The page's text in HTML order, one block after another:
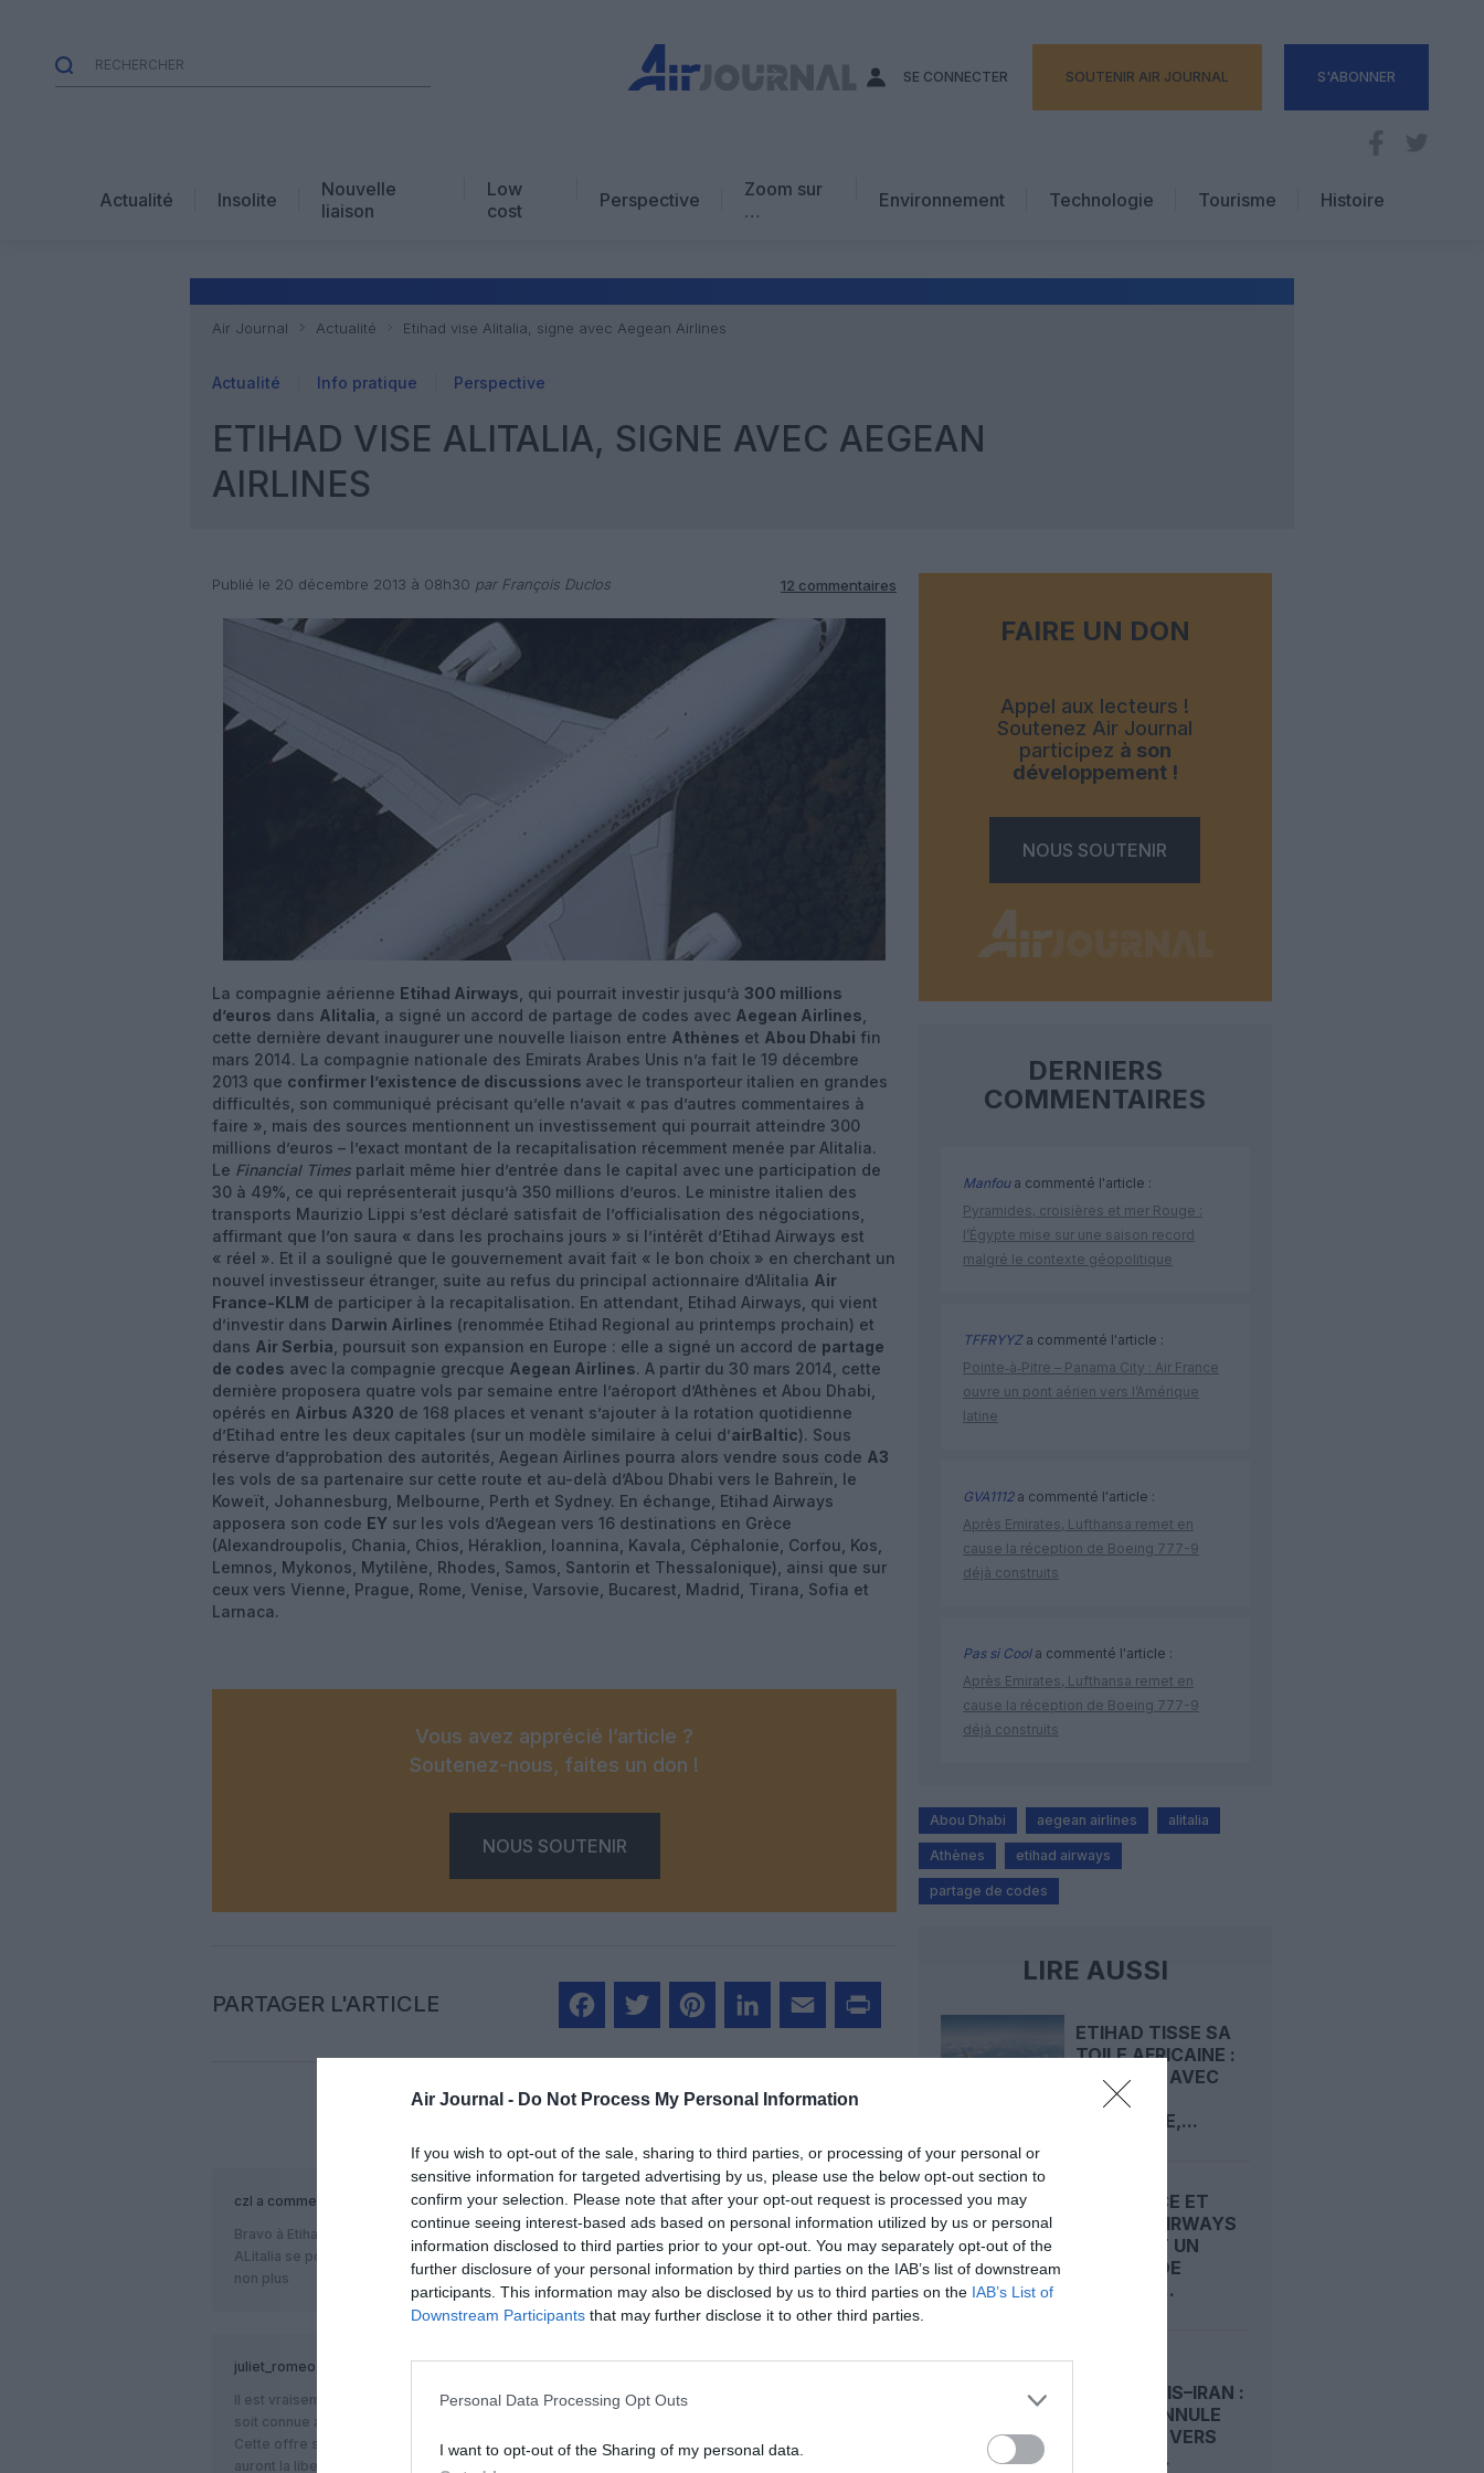
Air Journal - Do Not Process My Personal Information
If you wish to opt-out of the sale, sharing to third parties, or processing of your personal or
sensitive information for targeted advertising by us, please use the below opt-out section to
confirm your selection. Please note that after your opt-out request is processed you may
continue seeing interest-based ads based on personal information utilized by us or personal
information disclosed to third parties prior to your opt-out. You may separately opt-out of the
further disclosure of your personal information by third parties on the IAB’s list of downstream
participants. This information may also be disclosed by us to third parties on the IAB’s List of
Downstream Participants that may further disclose it to other third parties.
Personal Data Processing Opt Outs
I want to opt-out of the Sharing of my personal data.
SE CONNECTER SOUTENIR AIR JOURNAL S'ABONNER
Actualité Insolite
Nouvelle
liaison
Low
cost
Perspective
Zoom sur
…
Environnement Technologie
Tourisme
Hôtellerie
Histoire
Air Journal Actualité Etihad vise Alitalia, signe avec Aegean Airlines
Actualité Info pratique Perspective
ETIHAD VISE ALITALIA, SIGNE AVEC AEGEAN
AIRLINES
Publié le 20 décembre 2013 à 08h30 par François Duclos 12 commentaires
La compagnie aérienne Etihad Airways , qui pourrait investir jusqu’à 300 millions
d’euros dans Alitalia , a signé un accord de partage de codes avec Aegean Airlines
cette dernière devant inaugurer une nouvelle liaison entre Athènes et Abou Dhabi fin
mars 2014. La compagnie nationale des Emirats Arabes Unis n’a fait le 19 décembre
2013 que confirmer l’existence de discussions avec le transporteur italien en grandes
difficultés, son communiqué précisant qu’elle n’avait « pas d’autres commentaires à
faire », mais des sources mentionnent un investissement qui pourrait atteindre 300
millions d’euros – l’exact montant de la recapitalisation récemment menée par Alitalia.
Le Financial Times parlait même hier d’entrée dans le capital avec une participation de
30 à 49%, ce qui représenterait jusqu’à 350 millions d’euros. Le ministre italien des
transports Maurizio Lippi s’est déclaré satisfait de l’officialisation des négociations,
affirmant que l’on saura « dans les prochains jours » si l’intérêt d’Etihad Airways est
« réel ». Et il a souligné que le gouvernement avait fait « le bon choix » en cherchant un
nouvel investisseur étranger, suite au refus du principal actionnaire d’Alitalia Air
France-KLM de participer à la recapitalisation. En attendant, Etihad Airways, qui vient
d’investir dans Darwin Airlines (renommée Etihad Regional au printemps prochain) et
dans Air Serbia , poursuit son expansion en Europe : elle a signé un accord de partage
de codes avec la compagnie grecque Aegean Airlines. A partir du 30 mars 2014, cette
dernière proposera quatre vols par semaine entre l’aéroport d’Athènes et Abou Dhabi,
opérés en Airbus A320 de 168 places et venant s’ajouter à la rotation quotidienne
d’Etihad entre les deux capitales (sur un modèle similaire à celui d’airBaltic). Sous
réserve d’approbation des autorités, Aegean Airlines pourra alors vendre sous code A3
les vols de sa partenaire sur cette route et au-delà d’Abou Dhabi vers le Bahreïn, le
Koweït, Johannesburg, Melbourne, Perth et Sydney. En échange, Etihad Airways
apposera son code EY sur les vols d’Aegean vers 16 destinations en Grèce
(Alexandroupolis, Chania, Chios, Héraklion, Ioannina, Kavala, Céphalonie, Corfou, Kos,
Lemnos, Mykonos, Mytilène, Rhodes, Samos, Santorin et Thessalonique), ainsi que sur
ceux vers Vienne, Prague, Rome, Venise, Varsovie, Bucarest, Madrid, Tirana, Sofia et
Larnaca.
Vous avez apprécié l’article ?
Soutenez-nous, faites un don !
NOUS SOUTENIR
PARTAGER L'ARTICLE
czl a commenté :
20 décembre 2013 - 9 h 32 min
Bravo à Etihad pour son expansion intelligente en Europe
ALitalia se portera mieux avec Etihad qu’avec AF/KLM qui ne se porte pas bien
non plus
RÉPONDRE
juliet_romeo
20 décembre 2013 - 10 h 17 min
Il est vraisemblable qu’Etihad fasse une offre formelle à Alitalia et que celle-ci
soit connue avant le 25 décembre.
Cette offre sera cependant soumise à conditions, que les autorités italiennes
auront la liberté d’accepter ou non.
FAIRE UN DON
Appel aux lecteurs !
Soutenez Air Journal
participez à son
développement !
NOUS SOUTENIR
DERNIERS
COMMENTAIRES
Manfoua commenté l'article :
Pyramides, croisières et mer Rouge :
l’Égypte mise sur une saison record
malgré le contexte géopolitique
TFFRYYZa commenté l'article :
Pointe‑à‑Pitre – Panama City : Air France
ouvre un pont aérien vers l’Amérique
latine
GVA1112a commenté l'article :
Après Emirates, Lufthansa remet en
cause la réception de Boeing 777-9
déjà construits
Pas si Coola commenté l'article :
Après Emirates, Lufthansa remet en
cause la réception de Boeing 777-9
déjà construits
Abou Dhabi aegean airlines alitalia
Athènes etihad airways
partage de codes
LIRE AUSSI
ETIHAD TISSE SA
TOILE AFRICAINE :
ACCORDS AVEC
FASTJET
ZIMBABWE,...
AIR FRANCE ET
CYPRUS AIRWAYS
SCELLENT UN
ACCORD DE
PARTAGE...
ÉTATS‑UNIS–IRAN :
ETIHAD ANNULE
DES VOLS VERS
BAHREÏN...